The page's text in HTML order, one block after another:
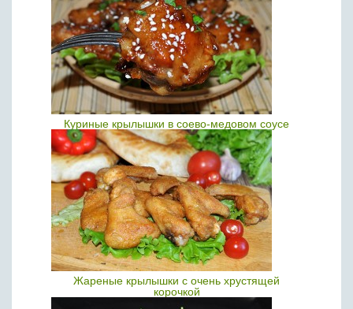
Куриные крылышки в соево-медовом соусе
Жареные крылышки с очень хрустящей
корочкой